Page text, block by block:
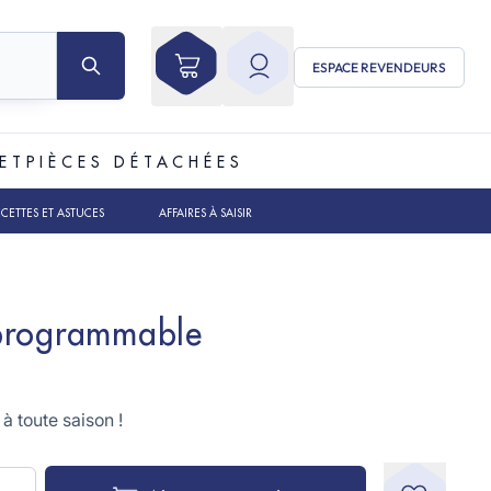
ESPACE REVENDEURS
PIÈCES DÉTACHÉES
ET ASTUCES AFFAIRES À SAISIR
toute saison !